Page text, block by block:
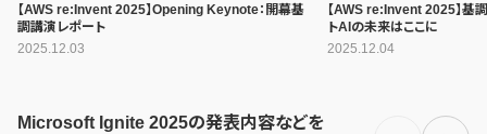
【AWS re:Invent 2025】Opening Keynote：開幕基
調講演レポート
2025.12.03
【AWS re:Invent 2025】基
トAIの未来はここに
2025.12.04
Microsoft Ignite 2025の発表内容などを